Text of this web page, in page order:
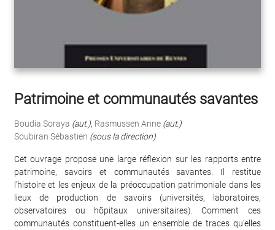
Patrimoine et communautés savantes
Boudia Soraya (aut.), Rasmussen Anne (aut.)
Soubiran Sébastien (sous la direction)
Cet ouvrage propose une large réflexion sur les rapports entre
patrimoine, savoirs et communautés savantes. Il restitue
l'histoire et les enjeux de la préoccupation patrimoniale dans les
lieux de production de savoirs (universités, laboratoires,
observatoires ou hôpitaux universitaires). Comment ces
communautés constituent-elles un ensemble de traces qu'elles